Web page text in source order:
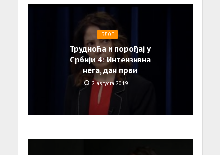
БЛОГ
Трудноћа и порођај у
Србији 4: Интензивна
нега, дан први
2. августа 2019.